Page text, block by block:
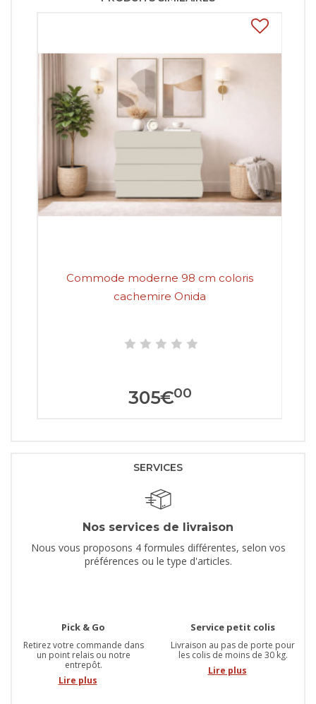
Commode moderne 98 cm coloris
cachemire Onida
305€00
SERVICES
Nos services de livraison
Nous vous proposons 4 formules différentes, selon vos
préférences ou le type d'articles.
Pick & Go
Retirez votre commande dans
un point relais ou notre
entrepôt.
Lire plus
Service petit colis
Livraison au pas de porte pour
les colis de moins de 30 kg.
Lire plus